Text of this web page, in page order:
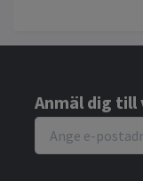
Anmäl dig till